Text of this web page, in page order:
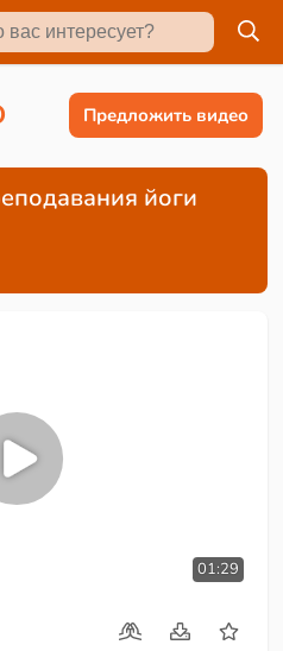
Предложить видео
йоги
01:29